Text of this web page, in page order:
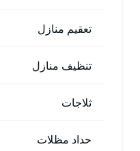
تعقيم منازل
تنظيف منازل
ثلاجات
حداد مظلات